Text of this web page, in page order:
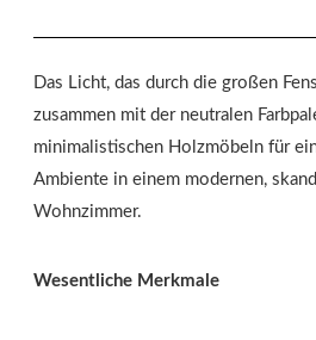
Das Licht, das durch die großen
zusammen mit der neutralen
minimalistischen Holzmöbeln für
Ambiente in einem modernen,
Wohnzimmer.
Wesentliche Merkmale